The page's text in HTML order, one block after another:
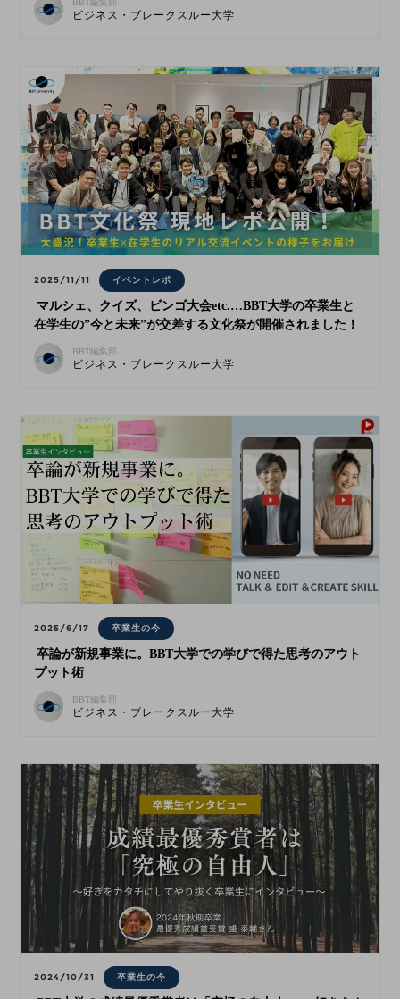
BBT編集部
ビジネス・ブレークスルー大学
2025/11/11 イベントレポ
マルシェ、クイズ、ビンゴ大会etc.…BBT大学の卒業生と
在学生の”今と未来”が交差する文化祭が開催されました！
BBT編集部
ビジネス・ブレークスルー大学
2025/6/17 卒業生の今
卒論が新規事業に。BBT大学での学びで得た思考のアウト
プット術
BBT編集部
ビジネス・ブレークスルー大学
2024/10/31 卒業生の今